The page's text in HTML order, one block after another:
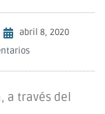
abril 8, 2020
a través del